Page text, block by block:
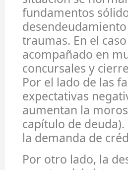
fundamentos
traumas. En el
acompañado en
concursales y
Por el lado de las
expectativas
aumentan la
capítulo de
la demanda de
Por otro lado, la